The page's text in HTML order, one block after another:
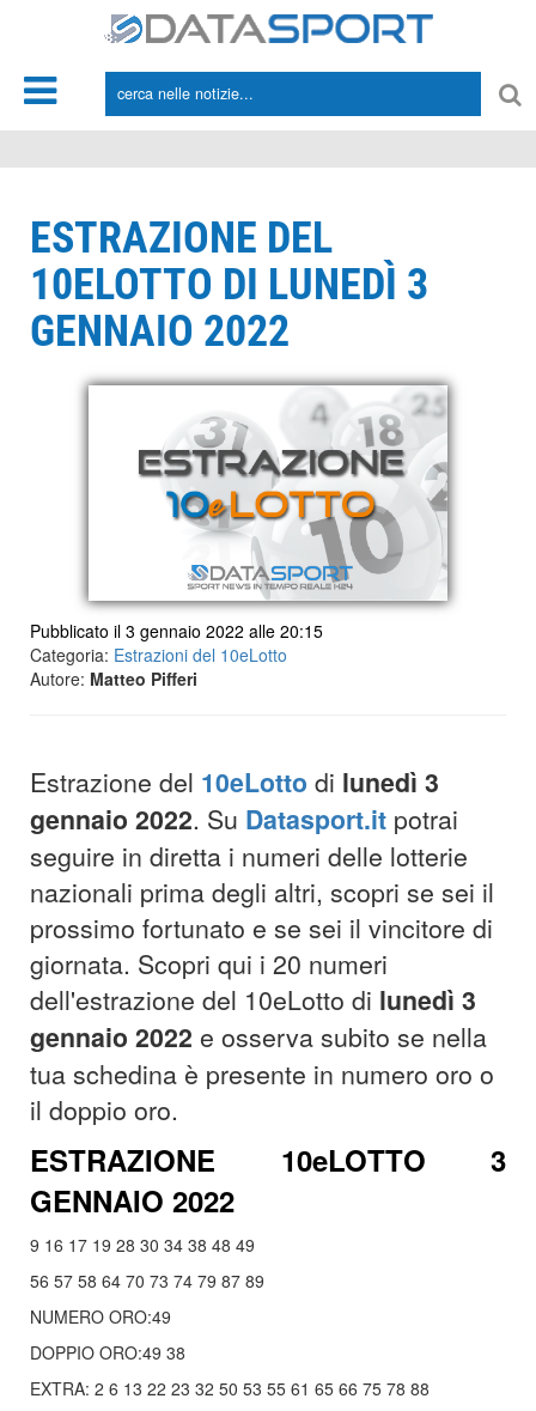
ESTRAZIONE DEL
10ELOTTO DI LUNEDÌ 3
GENNAIO 2022
Pubblicato il 3 gennaio 2022 alle 20:15
Categoria: Estrazioni del 10eLotto
Autore: Matteo Pifferi
Estrazione del 10eLotto di lunedì 3
gennaio 2022. Su Datasport.it potrai
seguire in diretta i numeri delle lotterie
nazionali prima degli altri, scopri se sei il
prossimo fortunato e se sei il vincitore di
giornata. Scopri qui i 20 numeri
dell'estrazione del 10eLotto di lunedì 3
gennaio 2022 e osserva subito se nella
tua schedina è presente in numero oro o
il doppio oro.
ESTRAZIONE 10eLOTTO 3
GENNAIO 2022
9 16 17 19 28 30 34 38 48 49
56 57 58 64 70 73 74 79 87 89
NUMERO ORO:49
DOPPIO ORO:49 38
EXTRA: 2 6 13 22 23 32 50 53 55 61 65 66 75 78 88